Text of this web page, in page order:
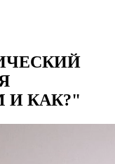
И КАК?"